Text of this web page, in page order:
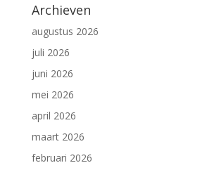
Archieven
augustus 2026
juli 2026
juni 2026
mei 2026
april 2026
maart 2026
februari 2026